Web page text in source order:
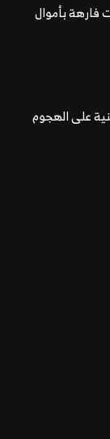
فارهة بأموال
على الهجوم